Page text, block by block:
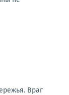
Враг